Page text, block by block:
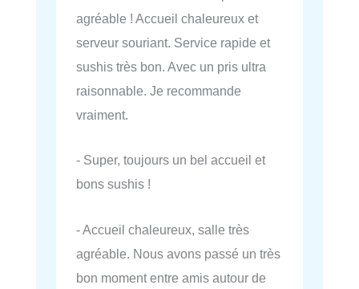
agréable ! Accueil chaleureux et
serveur souriant. Service rapide et
sushis très bon. Avec un pris ultra
raisonnable. Je recommande
vraiment.
- Super, toujours un bel accueil et
bons sushis !
- Accueil chaleureux, salle très
agréable. Nous avons passé un très
bon moment entre amis autour de